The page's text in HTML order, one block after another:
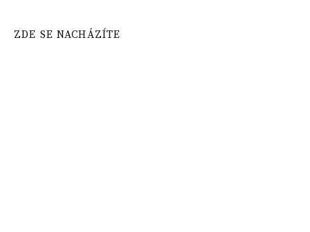
ZDE SE NACHÁZÍTE